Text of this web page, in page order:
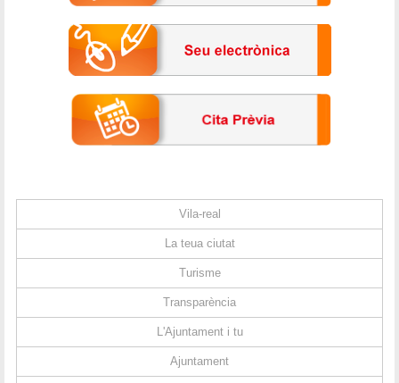
Vila-real
La teua ciutat
Turisme
Transparència
L'Ajuntament i tu
Ajuntament